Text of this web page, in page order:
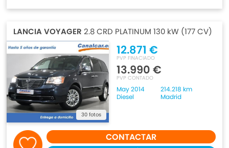
LANCIA VOYAGER 2.8 CRD PLATINUM 130 kW (177 CV)
30 fotos
12.871 €
PVP FINACIADO
13.990 €
PVP CONTADO
May 2014
214.218 km
Diesel
Madrid
CONTACTAR